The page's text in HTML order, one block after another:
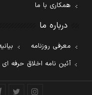
همکاری با ما
درباره ما
معرفی روزنامه
آئین نامه اخلاق حرفه ای